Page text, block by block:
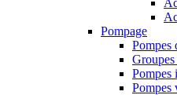
Pompage
Pompes
Groupes
Pompes
Pompes